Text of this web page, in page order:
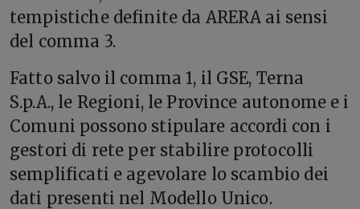
tempistiche definite da ARERA ai sensi
del comma 3.
Fatto salvo il comma 1, il GSE, Terna
S.p.A., le Regioni, le Province autonome e i
Comuni possono stipulare accordi con i
gestori di rete per stabilire protocolli
semplificati e agevolare lo scambio dei
dati presenti nel Modello Unico.